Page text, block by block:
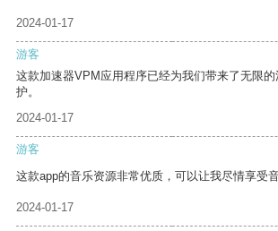
2024-01-17
游客
这款加速器VPM应用程序已经为我们带来了无限
护。
2024-01-17
游客
这款app的音乐资源非常优质，可以让我尽情享受音
2024-01-17